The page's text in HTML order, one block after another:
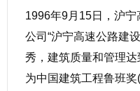
1996年9月15日，沪
公司“沪宁高速公路建
秀，建筑质量和管理
为中国建筑工程鲁班